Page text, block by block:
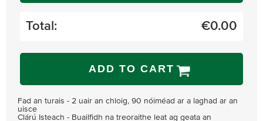
Total: €0.00
ADD TO CART
Fad an turais - 2 uair an chloig, 90 nóiméad ar a laghad ar an
uisce
Clárú Isteach - Buailfidh na treoraithe leat ag geata an